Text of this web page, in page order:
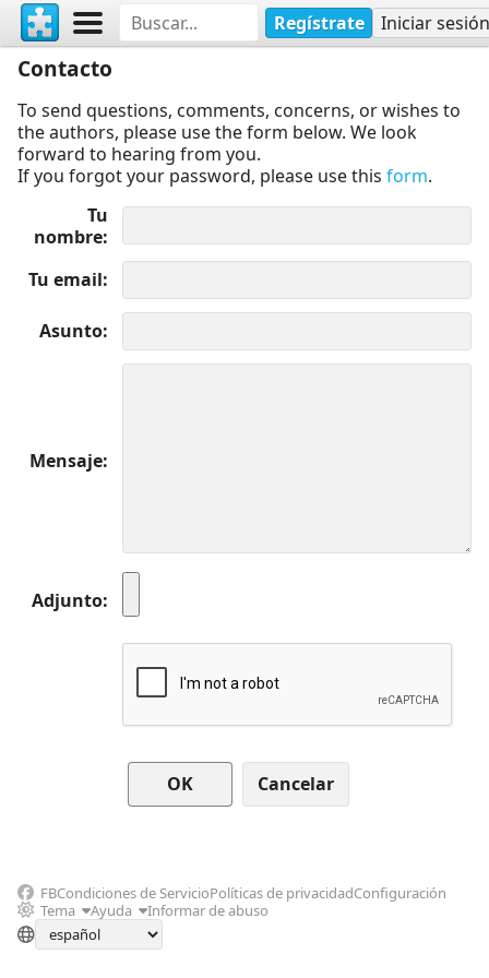
Regístrate Iniciar sesión
Contacto
To send questions, comments, concerns, or wishes to
the authors, please use the form below. We look
forward to hearing from you.
If you forgot your password, please use this form.
Tu
nombre
Tu email
Asunto
Mensaje
Adjunto
Cancelar
FBCondiciones de ServicioPolíticas de privacidadConfiguración
Tema
Ayuda Informar de abuso